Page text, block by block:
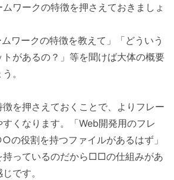
ワークの特徴を押さえておきましょ
ワークの特徴を教えて」「どういう
トがあるの？」等を聞けば大体の概要
。
を押さえておくことで、よりフレー
くなります。「Web開発用のフレ
の役割を持つファイルがあるはず」
っているのだから□□の仕組みがあ
です。